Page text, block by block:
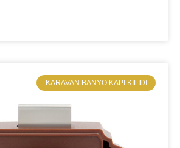
KARAVAN BANYO KAPI KILIDI